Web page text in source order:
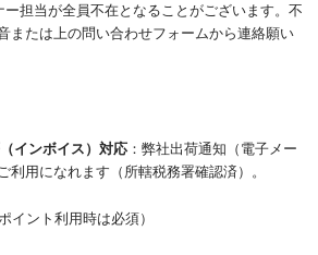
担当が全員不在となることがございます。不
または上の問い合わせフォームから連絡願い
（インボイス）対応 ：弊社出荷通知（電子メー
利用になれます（所轄税務署確認済）。
ポイント利用時は必須）